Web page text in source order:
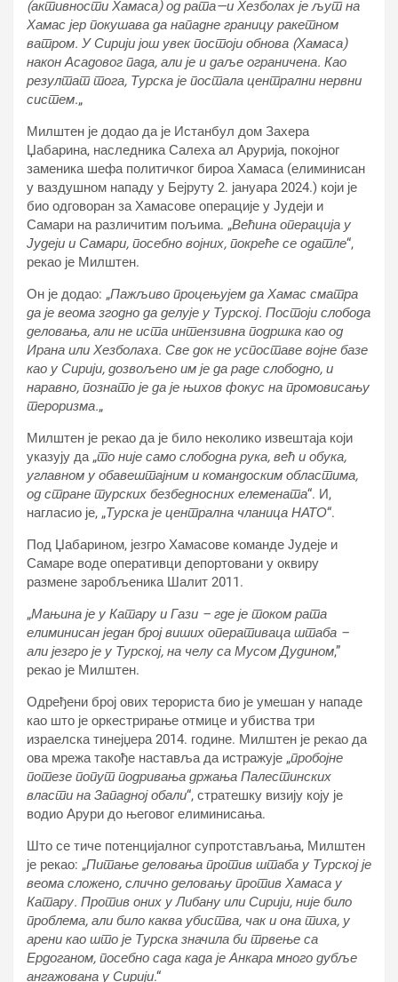
(активности Хамаса) од рата—и Хезболах је љут на
Хамас јер покушава да нападне границу ракетном
ватром. У Сирији још увек постоји обнова (Хамаса)
након Асадовог пада, али је и даље ограничена. Као
резултат тога, Турска је постала централни нервни
систем.„
Милштен је додао да је Истанбул дом Захера
Џабарина, наследника Салеха ал Арурија, покојног
заменика шефа политичког бироа Хамаса (елиминисан
у ваздушном нападу у Бејруту 2. јануара 2024.) који је
био одговоран за Хамасове операције у Јудеји и
Самари на различитим пољима. „Већина операција у
Јудеји и Самари, посебно војних, покреће се одатле“,
рекао је Милштен.
Он је додао: „Пажљиво процењујем да Хамас сматра
да је веома згодно да делује у Турској. Постоји слобода
деловања, али не иста интензивна подршка као од
Ирана или Хезболаха. Све док не успоставе војне базе
као у Сирији, дозвољено им је да раде слободно, и
наравно, познато је да је њихов фокус на промовисању
тероризма.„
Милштен је рекао да је било неколико извештаја који
указују да „то није само слободна рука, већ и обука,
углавном у обавештајним и командоским областима,
од стране турских безбедносних елемената“. И,
нагласио је, „Турска је централна чланица НАТО“.
Под Џабарином, језгро Хамасове команде Јудеје и
Самаре воде оперативци депортовани у оквиру
размене заробљеника Шалит 2011.
„Мањина је у Катару и Гази – где је током рата
елиминисан један број виших оперативаца штаба –
али језгро је у Турској, на челу са Мусом Дудином,”
рекао је Милштен.
Одређени број ових терориста био је умешан у нападе
као што је оркестрирање отмице и убиства три
израелска тинејџера 2014. године. Милштен је рекао да
ова мрежа такође наставља да истражује „пробојне
потезе попут подривања држања Палестинских
власти на Западној обали“, стратешку визију коју је
водио Арури до његовог елиминисања.
Што се тиче потенцијалног супротстављања, Милштен
је рекао: „Питање деловања против штаба у Турској је
веома сложено, слично деловању против Хамаса у
Катару. Против оних у Либану или Сирији, није било
проблема, али било каква убиства, чак и она тиха, у
арени као што је Турска значила би трвење са
Ердоганом, посебно сада када је Анкара много дубље
ангажована у Сирији.“